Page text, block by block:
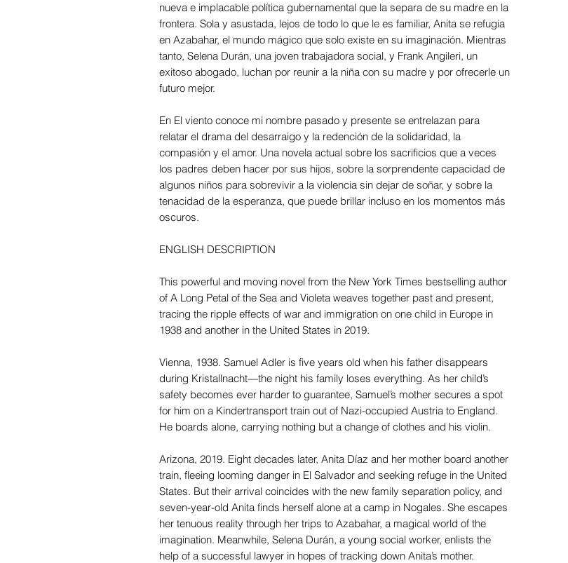
nueva e implacable política gubernamental que la separa de su madre en la
frontera. Sola y asustada, lejos de todo lo que le es familiar, Anita se refugia
en Azabahar, el mundo mágico que solo existe en su imaginación. Mientras
tanto, Selena Durán, una joven trabajadora social, y Frank Angileri, un
exitoso abogado, luchan por reunir a la niña con su madre y por ofrecerle un
futuro mejor.
En El viento conoce mi nombre pasado y presente se entrelazan para
relatar el drama del desarraigo y la redención de la solidaridad, la
compasión y el amor. Una novela actual sobre los sacrificios que a veces
los padres deben hacer por sus hijos, sobre la sorprendente capacidad de
algunos niños para sobrevivir a la violencia sin dejar de soñar, y sobre la
tenacidad de la esperanza, que puede brillar incluso en los momentos más
oscuros.
ENGLISH DESCRIPTION
This powerful and moving novel from the New York Times bestselling author
of A Long Petal of the Sea and Violeta weaves together past and present,
tracing the ripple effects of war and immigration on one child in Europe in
1938 and another in the United States in 2019.
Vienna, 1938. Samuel Adler is five years old when his father disappears
during Kristallnacht—the night his family loses everything. As her child’s
safety becomes ever harder to guarantee, Samuel’s mother secures a spot
for him on a Kindertransport train out of Nazi-occupied Austria to England.
He boards alone, carrying nothing but a change of clothes and his violin.
Arizona, 2019. Eight decades later, Anita Díaz and her mother board another
train, fleeing looming danger in El Salvador and seeking refuge in the United
States. But their arrival coincides with the new family separation policy, and
seven-year-old Anita finds herself alone at a camp in Nogales. She escapes
her tenuous reality through her trips to Azabahar, a magical world of the
imagination. Meanwhile, Selena Durán, a young social worker, enlists the
help of a successful lawyer in hopes of tracking down Anita’s mother.